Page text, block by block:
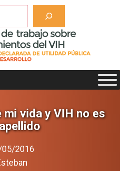
mi vida y VIH no es
2016